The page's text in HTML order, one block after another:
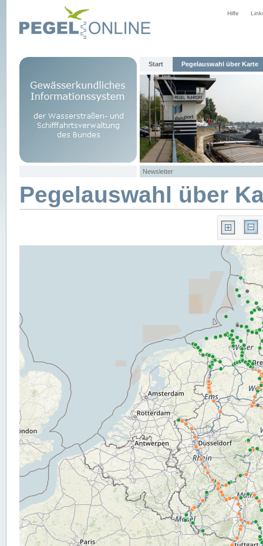
Hilfe
Start Pegelauswahl über Karte
Newsletter
Pegelauswahl über